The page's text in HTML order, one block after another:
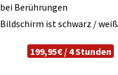
bei Berührungen
Bildschirm ist schwarz / weiß
199,95€ / 4 Stunden